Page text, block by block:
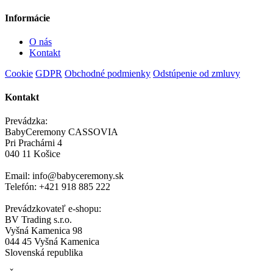
Informácie
O nás
Kontakt
Cookie GDPR Obchodné podmienky Odstúpenie od zmluvy
Kontakt
Prevádzka:
BabyCeremony CASSOVIA
Pri Prachárni 4
040 11 Košice
Email: info@babyceremony.sk
Telefón: +421 918 885 222
Prevádzkovateľ e-shopu:
BV Trading s.r.o.
Vyšná Kamenica 98
044 45 Vyšná Kamenica
Slovenská republika